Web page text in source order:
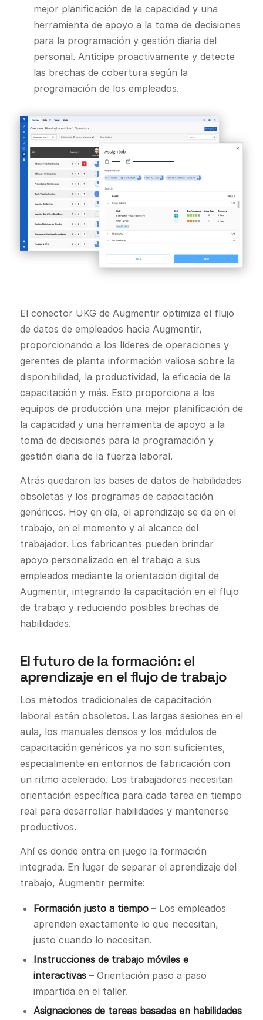
mejor planificación de la capacidad y una
herramienta de apoyo a la toma de decisiones
para la programación y gestión diaria del
personal. Anticipe proactivamente y detecte
las brechas de cobertura según la
programación de los empleados.
El conector UKG de Augmentir optimiza el flujo
de datos de empleados hacia Augmentir,
proporcionando a los líderes de operaciones y
gerentes de planta información valiosa sobre la
disponibilidad, la productividad, la eficacia de la
capacitación y más. Esto proporciona a los
equipos de producción una mejor planificación de
la capacidad y una herramienta de apoyo a la
toma de decisiones para la programación y
gestión diaria de la fuerza laboral.
Atrás quedaron las bases de datos de habilidades
obsoletas y los programas de capacitación
genéricos. Hoy en día, el aprendizaje se da en el
trabajo, en el momento y al alcance del
trabajador. Los fabricantes pueden brindar
apoyo personalizado en el trabajo a sus
empleados mediante la orientación digital de
Augmentir, integrando la capacitación en el flujo
de trabajo y reduciendo posibles brechas de
habilidades.
El futuro de la formación: el
aprendizaje en el flujo de trabajo
Los métodos tradicionales de capacitación
laboral están obsoletos. Las largas sesiones en el
aula, los manuales densos y los módulos de
capacitación genéricos ya no son suficientes,
especialmente en entornos de fabricación con
un ritmo acelerado. Los trabajadores necesitan
orientación específica para cada tarea en tiempo
real para desarrollar habilidades y mantenerse
productivos.
Ahí es donde entra en juego la formación
integrada. En lugar de separar el aprendizaje del
trabajo, Augmentir permite:
Formación justo a tiempo– Los empleados
aprenden exactamente lo que necesitan,
justo cuando lo necesitan.
Instrucciones de trabajo móviles e
interactivas– Orientación paso a paso
impartida en el taller.
Asignaciones de tareas basadas en habilidades